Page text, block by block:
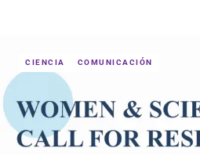
CIENCIA COMUNICACIÓN